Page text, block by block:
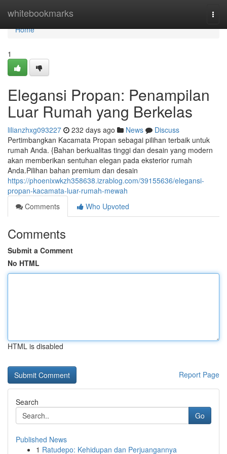
whitebookmarks
Home
Home
1
Elegansi Propan: Penampilan
Luar Rumah yang Berkelas
lilianzhxg093227 232 days ago News
Discuss
Pertimbangkan Kacamata Propan sebagai pilihan terbaik untuk
rumah Anda. {Bahan berkualitas tinggi dan desain yang modern
akan memberikan sentuhan elegan pada eksterior rumah
Anda.Pilihan bahan premium dan desain
https://phoenixwkzh358638.izrablog.com/39155636/elegansi-
propan-kacamata-luar-rumah-mewah
Comments
Who Upvoted
Comments
Submit a Comment
No HTML
HTML is disabled
Report Page
Search
Go
Published News
1 Ratudepo: Kehidupan dan Perjuangannya